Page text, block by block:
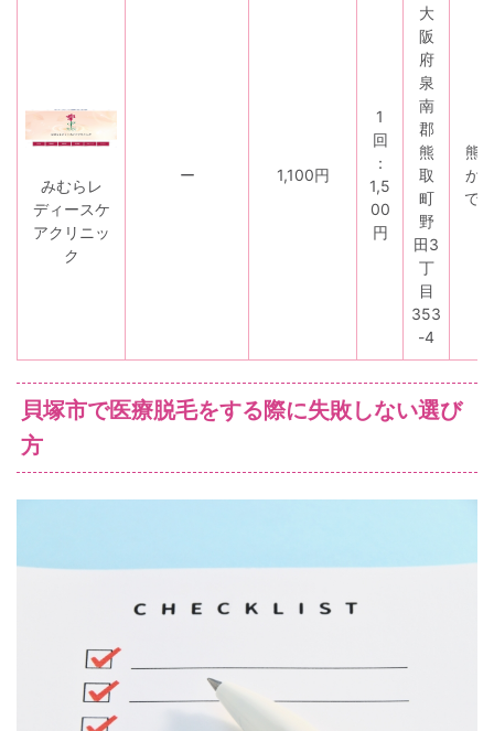
みむらレ
ディースケ
アクリニッ
ク
ー 1,100円
1
回
：
1,5
00
円
大
阪
府
泉
南
郡
熊
取
町
野
田3
丁
目
353
-4
熊
か
で
貝塚市で医療脱毛をする際に失敗しない選び
方